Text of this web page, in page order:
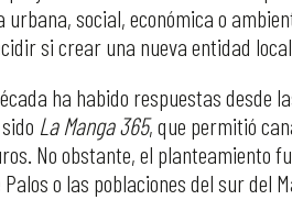
urbana, social, económica o
si crear una nueva entidad
ha habido respuestas desde
La Manga 365, que permitió
No obstante, el
o las poblaciones del sur del